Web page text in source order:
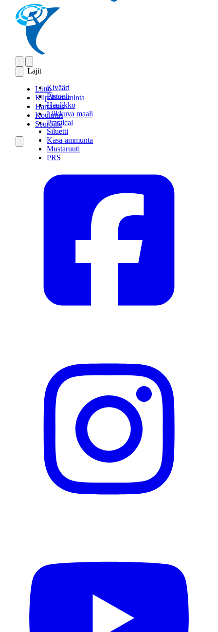
Lajit
Kivääri
Pistooli
Haulikko
Liikkuva maali
Practical
Siluetti
Kasa-ammunta
Mustaruuti
PRS
Liitto
Kilpailutoiminta
Harrastus
Koulutus
Seuroille